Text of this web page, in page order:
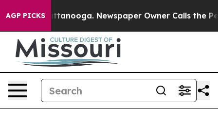
AGP PICKS
in Chattanooga. Newspaper Owner Calls the